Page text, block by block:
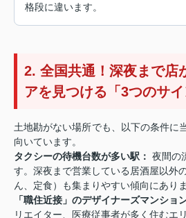
格段に違います。
2. 全国共通！深夜まで店
アを見つける「3つのサイ
土地勘がない場所でも、以下の条件に
向いています。
タクシーの待機台数が多い駅： 夜間の
す。深夜まで営業している居酒屋以外
ん、定食）も集まりやすい傾向にありま
「職住近接」のデザイナーズマンショ
リエイター、医療従事者が多く住むエ